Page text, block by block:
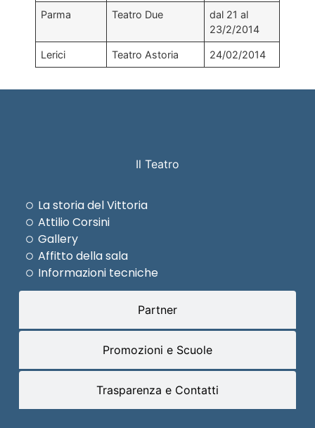
Parma Teatro Due
dal 21 al
23/2/2014
Lerici Teatro Astoria 24/02/2014
Il Teatro
Partner
Promozioni e Scuole
Trasparenza e Contatti
La storia del Vittoria
Attilio Corsini
Gallery
Affitto della sala
Informazioni tecniche